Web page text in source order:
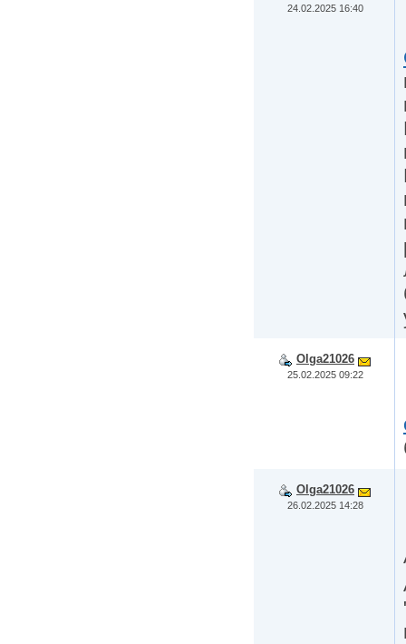
24.02.2025 16:40
Olga21026
25.02.2025 09:22
Olga21026
26.02.2025 14:28